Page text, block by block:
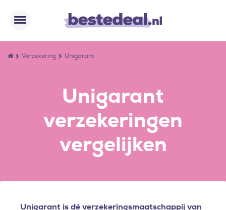
Verzekering Unigarant
Unigarant
verzekeringen
vergelijken
Unigarant is dé verzekeringsmaatschappij van